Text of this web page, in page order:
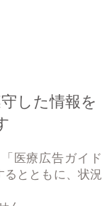
した情報を
医療広告ガイド
るとともに、状況